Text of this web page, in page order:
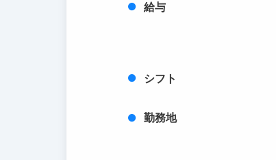
給与
シフト
勤務地